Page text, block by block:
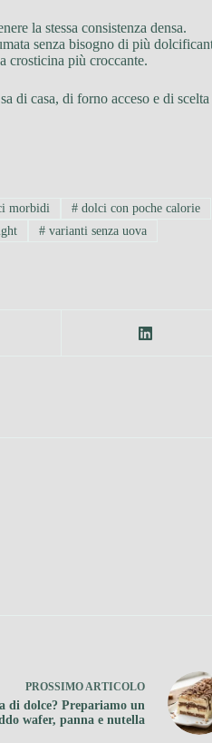
la stessa consistenza densa.
senza bisogno di più
crosticina più croccante.
di casa, di forno acceso e di
morbidi # dolci con poche calorie
#varianti senza uova
PROSSIMOARTICOLO
di dolce? Prepariamo un
wafer, panna e nutella